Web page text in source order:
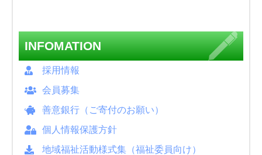
INFOMATION
採用情報
会員募集
善意銀行（ご寄付のお願い）
個人情報保護方針
地域福祉活動様式集（福祉委員向け）